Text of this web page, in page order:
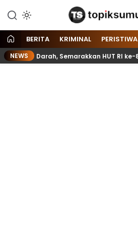
Topik Sumut
Memberitakan Seputar
dan Nasional
BERITA KRIMINAL PERISTIWA
NEWS
Darah, Semarakkan HUT RI ke-81